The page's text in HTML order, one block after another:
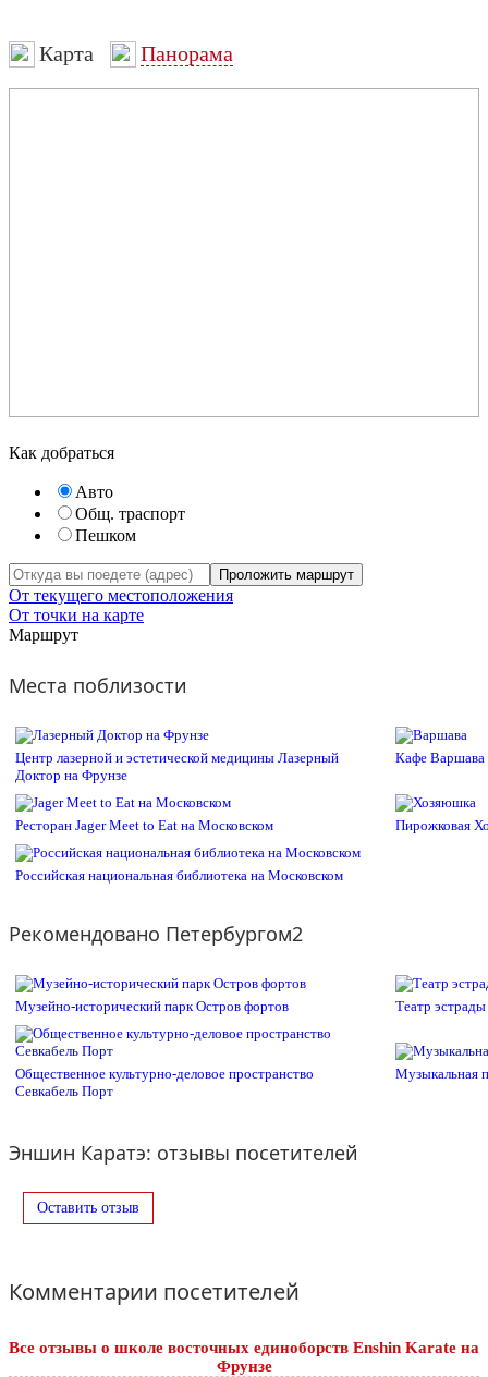
Карта Панорама
Как добраться
Авто
Общ. траспорт
Пешком
Проложить маршрут
От текущего местоположения
От точки на карте
Маршрут
Места поблизости
Центр лазерной и эстетической медицины Лазерный
Доктор на Фрунзе
Кафе Варшава
Ресторан Jager Meet to Eat на Московском Пирожковая
Российская национальная библиотека на Московском
Рекомендовано Петербургом2
Музейно-исторический парк Остров фортов Театр
Общественное культурно-деловое пространство
Севкабель Порт
Музыкальная
Эншин Каратэ: отзывы посетителей
Оставить отзыв
Комментарии посетителей
Все отзывы o школе восточных единоборств Enshin Karate на
Фрунзе